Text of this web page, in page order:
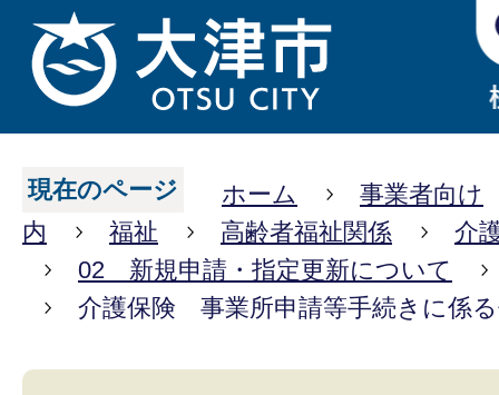
現在のページ ホーム
事業者向け
内
福祉 高齢者福祉関係
介
02 新規申請・指定更新について
介護保険 事業所申請等手続きに係